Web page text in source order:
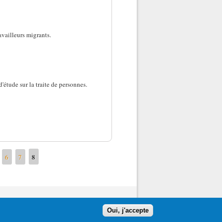
migrants.
sur la traite de personnes.
6 7 8
Oui, j'accepte